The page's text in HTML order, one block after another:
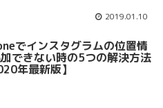
2019.01.10
でインスタグラムの位置情
できない時の5つの解決方法
年最新版】